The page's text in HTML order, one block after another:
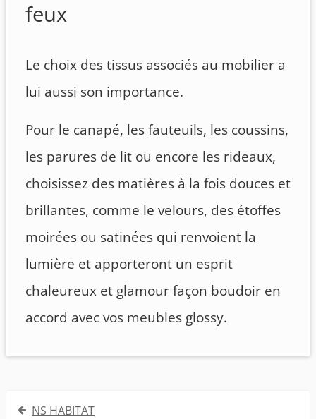
feux
Le choix des tissus associés au mobilier a
lui aussi son importance.
Pour le canapé, les fauteuils, les coussins,
les parures de lit ou encore les rideaux,
choisissez des matières à la fois douces et
brillantes, comme le velours, des étoffes
moirées ou satinées qui renvoient la
lumière et apporteront un esprit
chaleureux et glamour façon boudoir en
accord avec vos meubles glossy.
Navigation
NS HABITAT